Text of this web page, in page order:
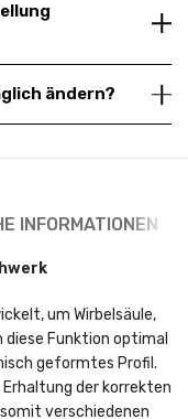
ändern?
INFORMATIONEN
um Wirbelsäule,
diese Funktion optimal
geformtes Profil.
der korrekten
verschiedenen